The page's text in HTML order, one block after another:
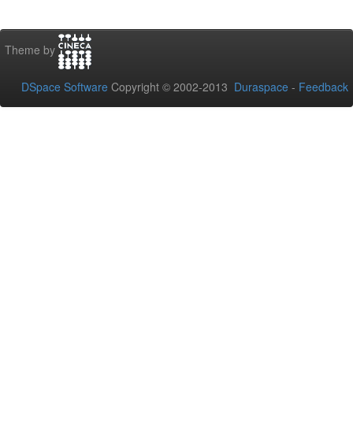
Theme by
DSpace Software Copyright © 2002-2013 Duraspace - Feedback